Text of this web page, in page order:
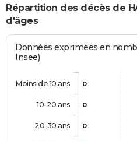
Répartition des décès de
d'âges
Données exprimées en
Insee)
0
0
0
Moins de 10 ans
10-20 ans
20-30 ans